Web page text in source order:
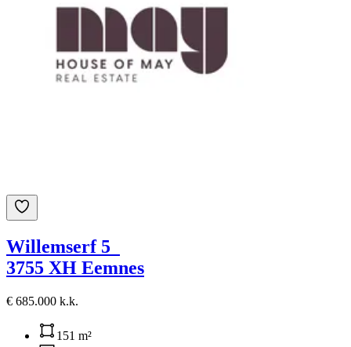
Willemserf 5
3755 XH Eemnes
€ 685.000 k.k.
151 m²